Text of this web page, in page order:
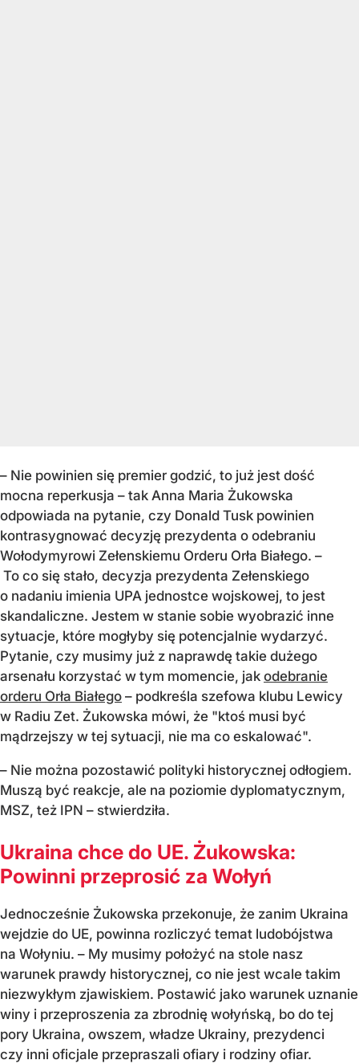
– Nie powinien się premier godzić, to już jest dość
mocna reperkusja – tak Anna Maria Żukowska
odpowiada na pytanie, czy Donald Tusk powinien
kontrasygnować decyzję prezydenta o odebraniu
Wołodymyrowi Zełenskiemu Orderu Orła Białego. –
To co się stało, decyzja prezydenta Zełenskiego
o nadaniu imienia UPA jednostce wojskowej, to jest
skandaliczne. Jestem w stanie sobie wyobrazić inne
sytuacje, które mogłyby się potencjalnie wydarzyć.
Pytanie, czy musimy już z naprawdę takie dużego
arsenału korzystać w tym momencie, jak odebranie
orderu Orła Białego – podkreśla szefowa klubu Lewicy
w Radiu Zet. Żukowska mówi, że "ktoś musi być
mądrzejszy w tej sytuacji, nie ma co eskalować".
– Nie można pozostawić polityki historycznej odłogiem.
Muszą być reakcje, ale na poziomie dyplomatycznym,
MSZ, też IPN – stwierdziła.
Ukraina chce do UE. Żukowska:
Powinni przeprosić za Wołyń
Jednocześnie Żukowska przekonuje, że zanim Ukraina
wejdzie do UE, powinna rozliczyć temat ludobójstwa
na Wołyniu. – My musimy położyć na stole nasz
warunek prawdy historycznej, co nie jest wcale takim
niezwykłym zjawiskiem. Postawić jako warunek uznanie
winy i przeproszenia za zbrodnię wołyńską, bo do tej
pory Ukraina, owszem, władze Ukrainy, prezydenci
czy inni oficjale przepraszali ofiary i rodziny ofiar.